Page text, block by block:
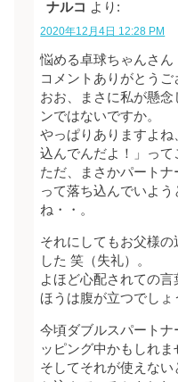
ナルコ より:
2020年12月4日 12:28 PM
悩める卓球ちゃんさん
コメントありがとうご
おお、まさに私が懸
ンではないですか。
やっぱりありますよ
込んでんだよ！」って
ただ、まさかパート
って落ち込んでいよう
ね・・。
それにしてもお父様
した 笑（失礼）。
よほど心配されての
ほうは腹が立つでしょ
今頃ダブルスパートナ
ッピング中かもしれま
そしてそれが使えな